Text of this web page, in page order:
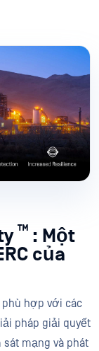
™ : Một
của
phù hợp với các
pháp giải quyết
mạng và phát